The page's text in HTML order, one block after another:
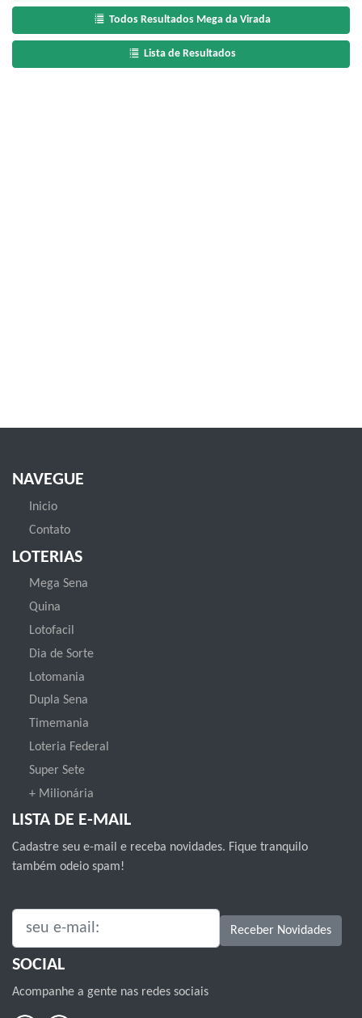
Todos Resultados Mega da Virada
Lista de Resultados
NAVEGUE
Inicio
Contato
LOTERIAS
Mega Sena
Quina
Lotofacil
Dia de Sorte
Lotomania
Dupla Sena
Timemania
Loteria Federal
Super Sete
+ Milionária
LISTA DE E-MAIL
Cadastre seu e-mail e receba novidades. Fique tranquilo
também odeio spam!
SEU E-MAIL: Receber Novidades
SOCIAL
Acompanhe a gente nas redes sociais